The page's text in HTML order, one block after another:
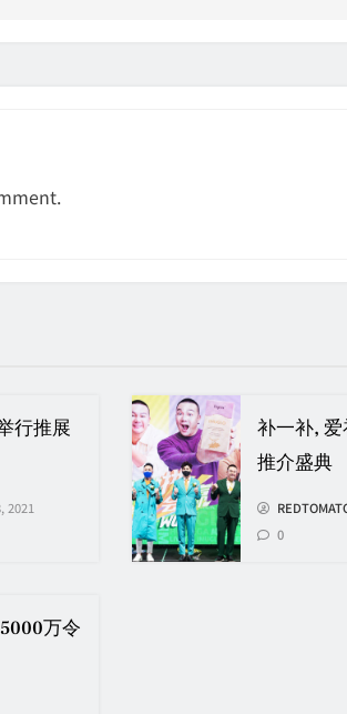
行推展
2021
补一补, 爱
推介盛典
0
万令